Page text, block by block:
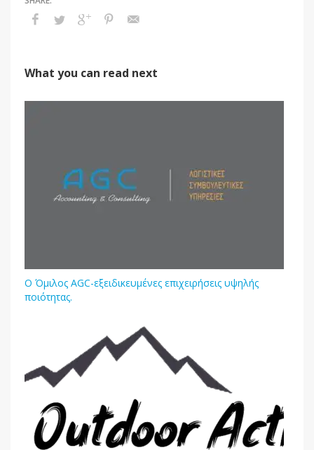
What you can read next
Ο Όμιλος AGC-εξειδικευμένες επιχειρήσεις υψηλής
ποιότητας.